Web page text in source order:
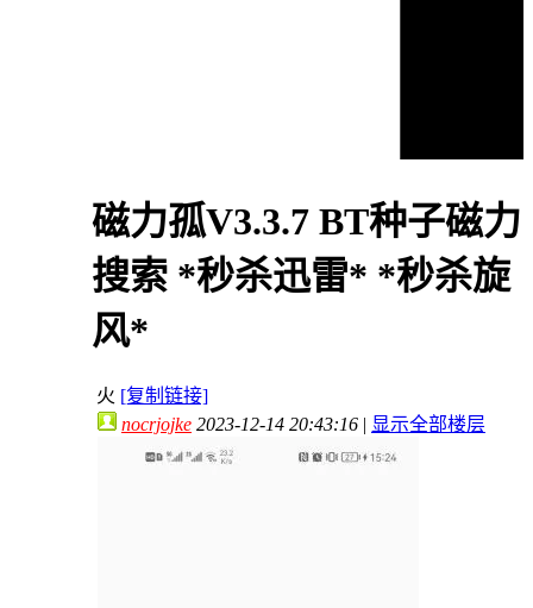
磁力孤V3.3.7 BT种子磁力
搜索 *秒杀迅雷* *秒杀旋
风*
火 [复制链接]
nocrjojke 2023-12-14 20:43:16 | 显示全部楼层